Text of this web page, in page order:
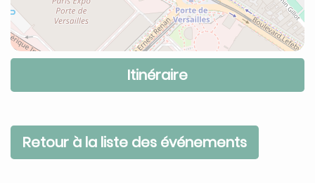
Itinéraire
Retour à la liste des événements